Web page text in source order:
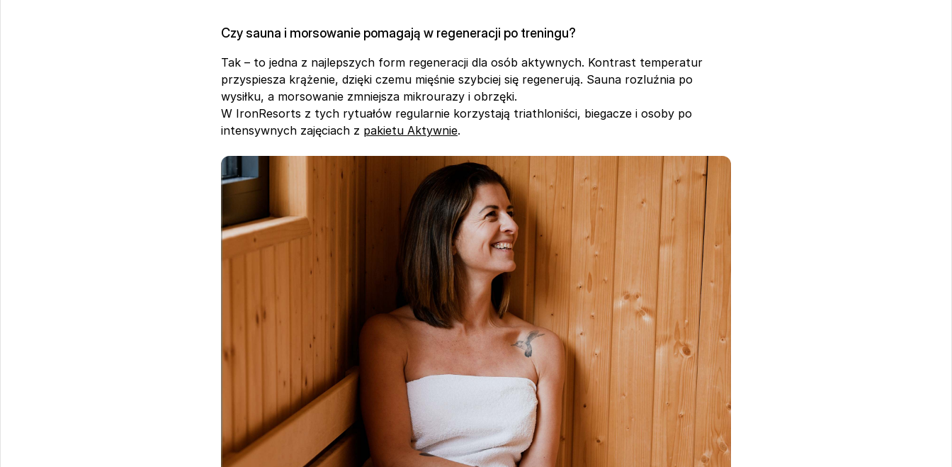
Czy sauna i morsowanie pomagają w regeneracji po treningu?
Tak – to jedna z najlepszych form regeneracji dla osób aktywnych. Kontrast temperatur
przyspiesza krążenie, dzięki czemu mięśnie szybciej się regenerują. Sauna rozluźnia po
wysiłku, a morsowanie zmniejsza mikrourazy i obrzęki.
W IronResorts z tych rytuałów regularnie korzystają triathloniści, biegacze i osoby po
intensywnych zajęciach z pakietu Aktywnie.